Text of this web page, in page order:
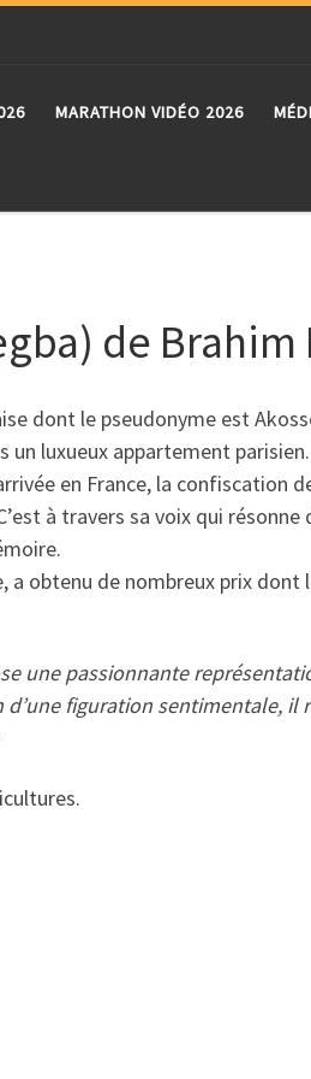
MARATHON VIDÉO 2026
de Brahim
dont le pseudonyme est
un luxueux appartement parisien.
en France, la confiscation
à travers sa voix qui
a obtenu de nombreux prix
une passionnante
figuration sentimentale, il